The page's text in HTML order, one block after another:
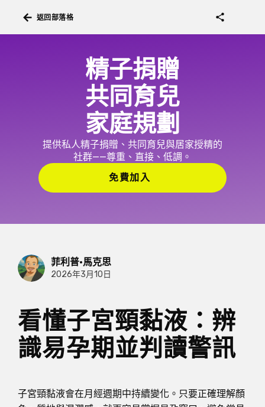
arrow_back 返回部落格 share
精子捐贈
共同育兒
家庭規劃
提供私人精子捐贈、共同育兒與居家授精的
社群——尊重、直接、低調。
免費加入
菲利普·馬克思
2026年3月10日
看懂子宮頸黏液：辨
識易孕期並判讀警訊
子宮頸黏液會在月經週期中持續變化。只要正確理解顏